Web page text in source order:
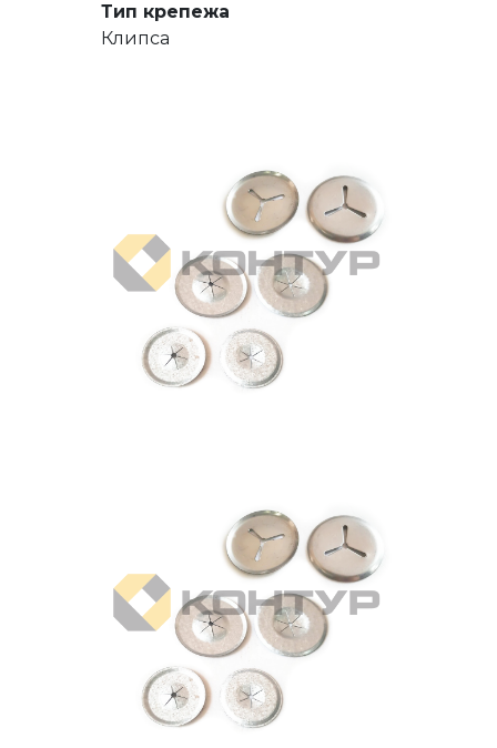
Тип крепежа
Клипса